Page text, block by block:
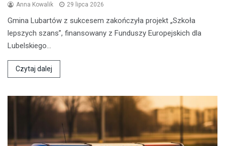
Anna Kowalik 29 lipca 2026
Gmina Lubartów z sukcesem zakończyła projekt „Szkoła
lepszych szans”, finansowany z Funduszy Europejskich dla
Lubelskiego…
Czytaj dalej